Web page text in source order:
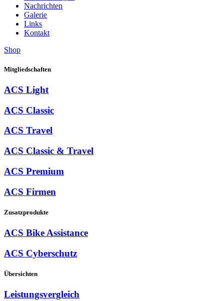
Nachrichten
Galerie
Links
Kontakt
Shop
Mitgliedschaften
ACS Light
ACS Classic
ACS Travel
ACS Classic & Travel
ACS Premium
ACS Firmen
Zusatzprodukte
ACS Bike Assistance
ACS Cyberschutz
Übersichten
Leistungsvergleich